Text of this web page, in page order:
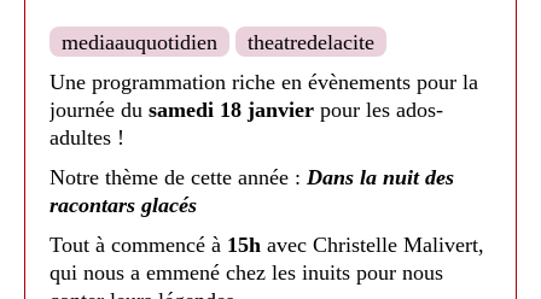
A 18h, les artistes ont recommencé pour une
séance tout public, fortement apprécié !
mediaauquotidien
theatredelacite
Une programmation riche en évènements pour la
journée du samedi 18 janvier pour les ados-
adultes !
Notre thème de cette année : Dans la nuit des
racontars glacés
Tout à commencé à 15h avec Christelle Malivert,
qui nous a emmené chez les inuits pour nous